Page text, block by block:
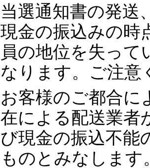
当選通知書の発送
現金の振込みの時
員の地位を失って
なります。ご注意
お客様のご都合に
在による配送業者
び現金の振込不能
ものとみなします